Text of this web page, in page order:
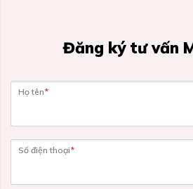
Đăng ký tư vấn
Họ tên*
Số điện thoại*